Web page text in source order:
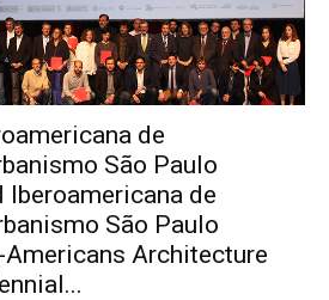
de
São Paulo
Iberoamericana de
São Paulo
Architecture